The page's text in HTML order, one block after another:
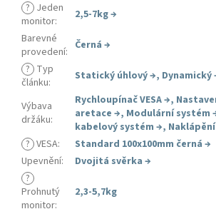
? Jeden
monitor: 2,5-7kg→
Barevné
provedení: Černá →
? Typ
článku: Statický úhlový→, Dynamický
Výbava
držáku:
Rychloupínač VESA→,
aretace →, Modulární systém
kabelový systém →,
? VESA: Standard 100x100mm černá →
Upevnění: Dvojitá svěrka →
?
Prohnutý
monitor:
2,3-5,7kg